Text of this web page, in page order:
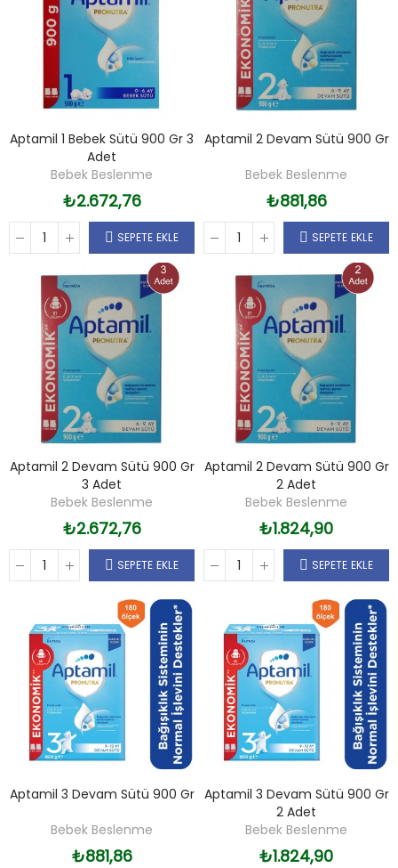
Aptamil 1 Bebek Sütü 900 Gr 3
Adet
Bebek Beslenme
₺2.672,76
SEPETE EKLE
Aptamil 2 Devam Sütü 900 Gr
Bebek Beslenme
₺881,86
SEPETE EKLE
Aptamil 2 Devam Sütü 900 Gr
3 Adet
Bebek Beslenme
₺2.672,76
SEPETE EKLE
Aptamil 2 Devam Sütü 900 Gr
2 Adet
Bebek Beslenme
₺1.824,90
SEPETE EKLE
Aptamil 3 Devam Sütü 900 Gr
Bebek Beslenme
₺881,86
Aptamil 3 Devam Sütü 900 Gr
2 Adet
Bebek Beslenme
₺1.824,90